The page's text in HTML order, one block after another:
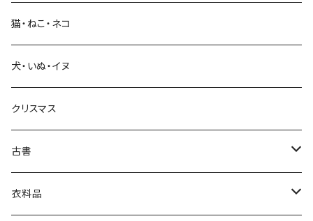
生活・暮らし
芸術・絵画・写真
絵本・児童書
娯楽・エンターテインメント
猫・ねこ・ネコ
犬・いぬ・イヌ
クリスマス
古書
古書セット
衣料品